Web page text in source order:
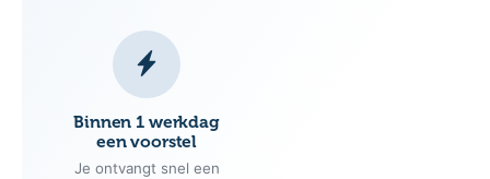
Binnen 1 werkdag
een voorstel
Je ontvangt snel een